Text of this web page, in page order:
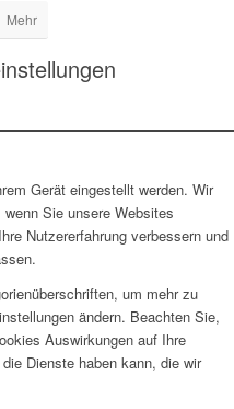
Mehr
Gerät eingestellt werden. Wir
Sie unsere Websites
Nutzererfahrung verbessern und
um mehr zu
ändern. Beachten Sie,
Auswirkungen auf Ihre
Dienste haben kann, die wir